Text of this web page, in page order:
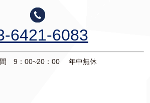
6421-6083
間 9：00~20：00 年中無休